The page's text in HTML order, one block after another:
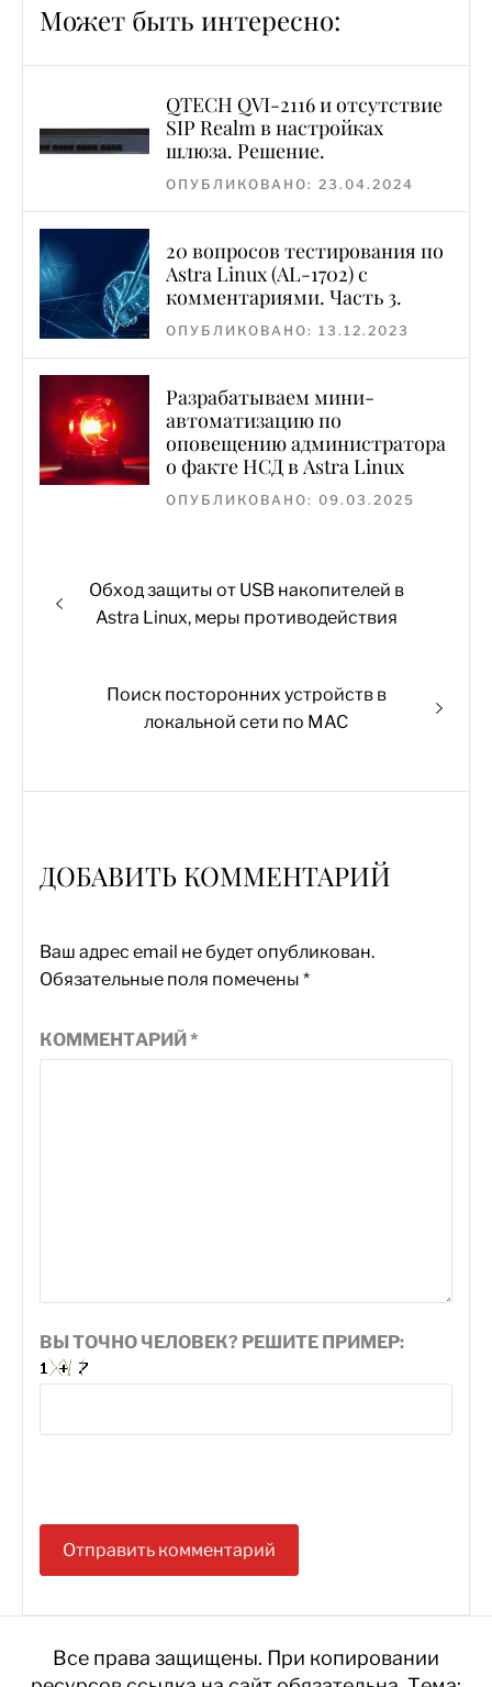
Может быть интересно:
QTECH QVI-2116 и отсутствие
SIP Realm в настройках
шлюза. Решение.
ОПУБЛИКОВАНО: 23.04.2024
20 вопросов тестирования по
Astra Linux (AL-1702) с
комментариями. Часть 3.
ОПУБЛИКОВАНО: 13.12.2023
Разрабатываем мини-
автоматизацию по
оповещению администратора
о факте НСД в Astra Linux
ОПУБЛИКОВАНО: 09.03.2025
Навигация
по
Предыдущая
запись:
Обход защиты от USB накопителей в
Astra Linux, меры противодействия
Следующая
запись:
Поиск посторонних устройств в
локальной сети по MAC
ДОБАВИТЬ КОММЕНТАРИЙ
Ваш адрес email не будет опубликован.
Обязательные поля помечены *
КОММЕНТАРИЙ*
ВЫ ТОЧНО ЧЕЛОВЕК? РЕШИТЕ ПРИМЕР:
Все права защищены. При копировании